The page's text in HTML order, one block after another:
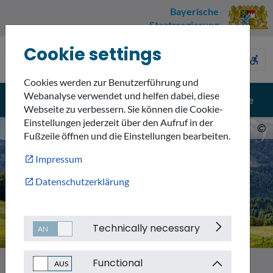
Bayerische
Staatsregierung
Umweltnavigator
accessible_forward
Menü search Suche
©
Cookie settings
Cookies werden zur Benutzerführung und
Webanalyse verwendet und helfen dabei, diese
Webseite zu verbessern. Sie können die Cookie-
Einstellungen jederzeit über den Aufruf in der
Fußzeile öffnen und die Einstellungen bearbeiten.
Impressum
Datenschutzerklärung
Technically necessary
Functional